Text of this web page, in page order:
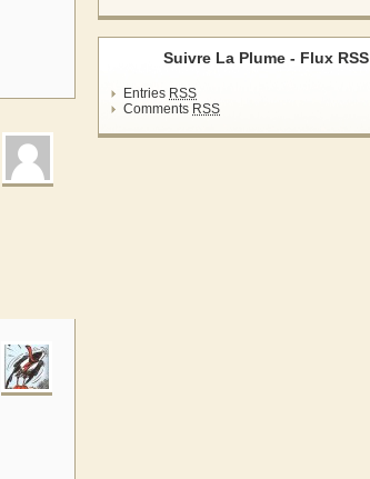
Suivre La Plume - Flux RSS
Entries RSS
Comments RSS